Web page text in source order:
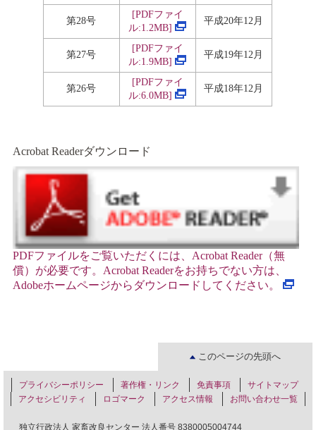
第28号
[PDFファイ
ル:1.2MB]
平成20年12月
第27号
[PDFファイ
ル:1.9MB]
平成19年12月
第26号
[PDFファイ
ル:6.0MB]
平成18年12月
Acrobat Readerダウンロード
PDFファイルをご覧いただくには、Acrobat Reader （無
償）が必要です。Acrobat Readerをお持ちでない方は、
Adobeホームページからダウンロードしてください。
このページの先頭へ
プライバシーポリシー 著作権・リンク 免責事項
サイトマップ
アクセシビリティ
ロゴマーク アクセス情報 お問い合わせ一覧
独立行政法人 家畜改良センター 法人番号 8380005004744